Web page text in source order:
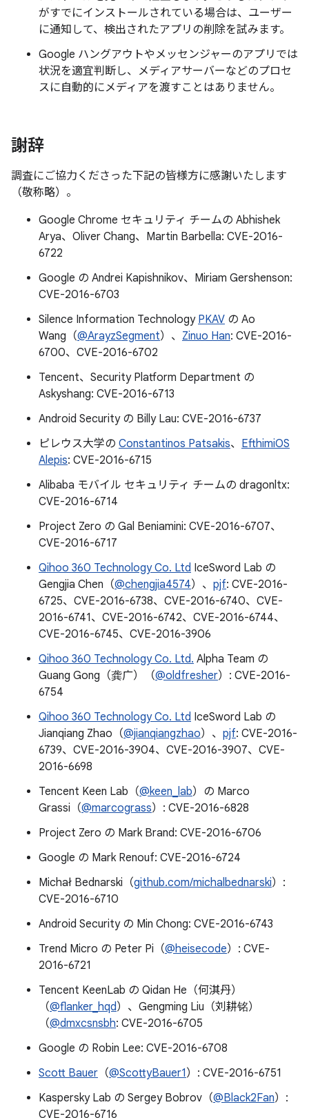
がすでにインストールされている場合は、ユーザー
に通知して、検出されたアプリの削除を試みます。
Google ハングアウトやメッセンジャーのアプリでは
状況を適宜判断し、メディアサーバーなどのプロセ
スに自動的にメディアを渡すことはありません。
謝辞
調査にご協力くださった下記の皆様方に感謝いたします
（敬称略）。
Google Chrome セキュリティ チームの Abhishek
Arya、Oliver Chang、Martin Barbella: CVE-2016-
6722
Google の Andrei Kapishnikov、Miriam Gershenson:
CVE-2016-6703
Silence Information Technology PKAV の Ao
Wang（@ArayzSegment）、 Zinuo Han: CVE-2016-
6700、CVE-2016-6702
Tencent、Security Platform Department の
Askyshang: CVE-2016-6713
Android Security の Billy Lau: CVE-2016-6737
ピレウス大学の Constantinos Patsakis、 EfthimiOS
Alepis: CVE-2016-6715
Alibaba モバイル セキュリティ チームの dragonltx:
CVE-2016-6714
Project Zero の Gal Beniamini: CVE-2016-6707、
CVE-2016-6717
Qihoo 360 Technology Co. Ltd IceSword Lab の
Gengjia Chen（@chengjia4574）、 pjf: CVE-2016-
6725、CVE-2016-6738、CVE-2016-6740、CVE-
2016-6741、CVE-2016-6742、CVE-2016-6744、
CVE-2016-6745、CVE-2016-3906
Qihoo 360 Technology Co. Ltd. Alpha Team の
Guang Gong（龚广）（@oldfresher）: CVE-2016-
6754
Qihoo 360 Technology Co. Ltd IceSword Lab の
Jianqiang Zhao（@jianqiangzhao）、 pjf: CVE-2016-
6739、CVE-2016-3904、CVE-2016-3907、CVE-
2016-6698
Tencent Keen Lab（@keen_lab）の Marco
Grassi（@marcograss）: CVE-2016-6828
Project Zero の Mark Brand: CVE-2016-6706
Google の Mark Renouf: CVE-2016-6724
Michał Bednarski（github.com/michalbednarski）:
CVE-2016-6710
Android Security の Min Chong: CVE-2016-6743
Trend Micro の Peter Pi（@heisecode）: CVE-
2016-6721
Tencent KeenLab の Qidan He（何淇丹）
（@flanker_hqd）、Gengming Liu（刘耕铭）
（@dmxcsnsbh: CVE-2016-6705
Google の Robin Lee: CVE-2016-6708
Scott Bauer （@ScottyBauer1）: CVE-2016-6751
Kaspersky Lab の Sergey Bobrov（@Black2Fan）:
CVE-2016-6716